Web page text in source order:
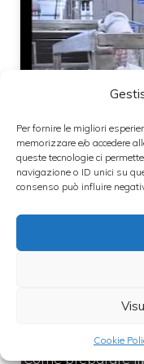
Per fornire le migliori
memorizzare e/o accedere
queste tecnologie ci
navigazione o ID unici su
consenso può influire
Cookie
Come preparare il